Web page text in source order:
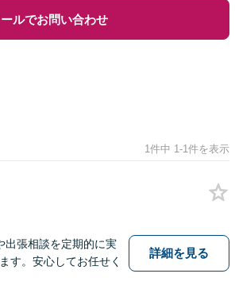
ールでお問い合わせ
1件中 1-1件を表示
出張相談を定期的に実
す。安心してお任せく
詳細を見る